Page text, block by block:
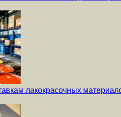
лакокрасочных